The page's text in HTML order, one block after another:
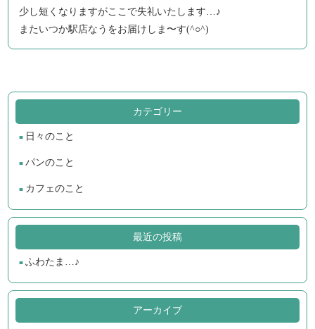
少し短くなりますがここで失礼いたします…♪
またいつか駅店なうをお届けしま〜す(^○^)
カテゴリー
日々のこと
パンのこと
カフェのこと
最近の投稿
ふわたま…♪
アーカイブ